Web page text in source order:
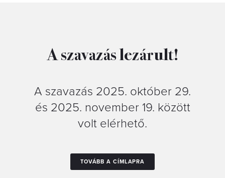
A szavazás lezárult!
A szavazás 2025. október 29.
és 2025. november 19. között
volt elérhető.
TOVÁBB A CÍMLAPRA